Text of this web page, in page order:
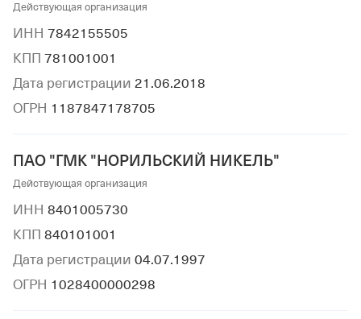
Действующая организация
ИНН 7842155505
КПП 781001001
Дата регистрации 21.06.2018
ОГРН 1187847178705
ПАО "ГМК "НОРИЛЬСКИЙ НИКЕЛЬ"
Действующая организация
ИНН 8401005730
КПП 840101001
Дата регистрации 04.07.1997
ОГРН 1028400000298